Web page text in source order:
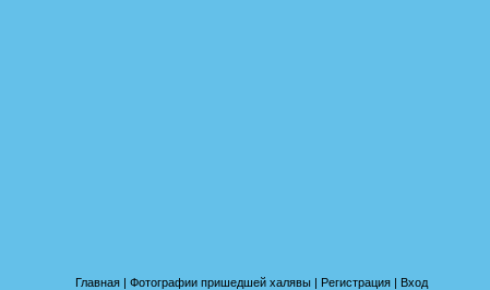
Главная | Фотографии пришедшей халявы | Регистрация | Вход